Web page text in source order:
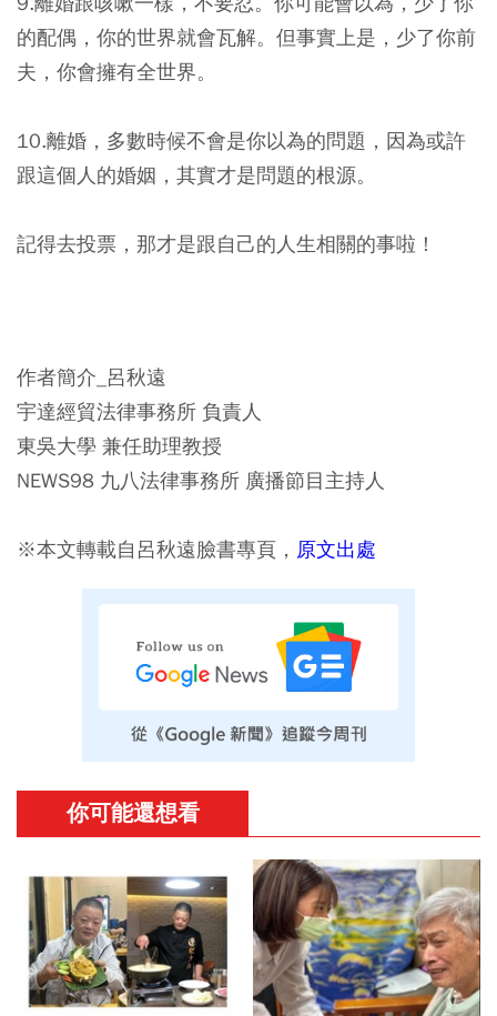
的配偶，你的世界就會瓦解。但事實上是，少了你前
夫，你會擁有全世界。
10.離婚，多數時候不會是你以為的問題，因為或許
跟這個人的婚姻，其實才是問題的根源。
記得去投票，那才是跟自己的人生相關的事啦！
作者簡介_呂秋遠
宇達經貿法律事務所 負責人
東吳大學 兼任助理教授
NEWS98 九八法律事務所 廣播節目主持人
※本文轉載自呂秋遠臉書專頁， 原文出處